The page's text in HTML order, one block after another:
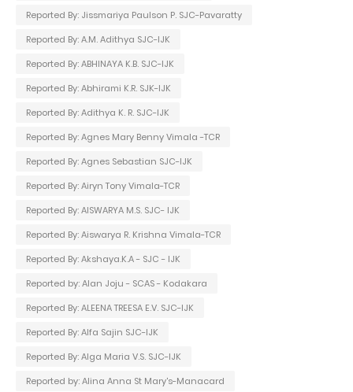
Reported By: Jissmariya Paulson P. SJC-Pavaratty
Reported By: A.M. Adithya SJC-IJK
Reported By: ABHINAYA K.B. SJC-IJK
Reported By: Abhirami K.R. SJK-IJK
Reported By: Adithya K. R. SJC-IJK
Reported By: Agnes Mary Benny Vimala -TCR
Reported By: Agnes Sebastian SJC-IJK
Reported By: Airyn Tony Vimala-TCR
Reported By: AISWARYA M.S. SJC- IJK
Reported By: Aiswarya R. Krishna Vimala-TCR
Reported By: Akshaya.K.A - SJC - IJK
Reported by: Alan Joju - SCAS - Kodakara
Reported By: ALEENA TREESA E.V. SJC-IJK
Reported By: Alfa Sajin SJC-IJK
Reported By: Alga Maria V.S. SJC-IJK
Reported by: Alina Anna St Mary's-Manacard